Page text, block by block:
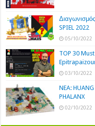
SPIEL 2022
05/10/2022
TOP 30
03/10/2022
NEA:
PHALANX
02/10/2022